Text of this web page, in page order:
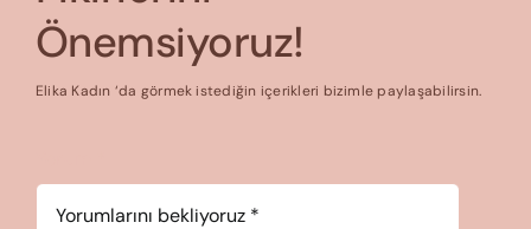
Önemsiyoruz!
Elika Kadın ‘da görmek istediğin içerikleri bizimle paylaşabilirsin.